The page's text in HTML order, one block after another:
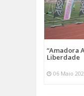
“Amadora
Liberdade
06 Maio